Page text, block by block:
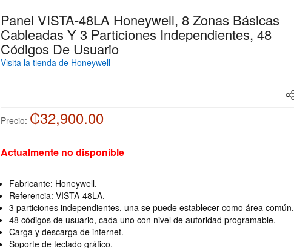
Panel VISTA-48LA Honeywell, 8 Zonas Básicas
Cableadas Y 3 Particiones Independientes, 48
Códigos De Usuario
Visita la tienda de Honeywell
Precio: ₡32,900.00
Actualmente no disponible
Fabricante: Honeywell.
Referencia: VISTA-48LA.
3 particiones independientes, una se puede establecer como área común.
48 códigos de usuario, cada uno con nivel de autoridad programable.
Carga y descarga de internet.
Soporte de teclado gráfico.